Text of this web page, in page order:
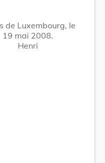
de Luxembourg, le
19 mai 2008.
Henri